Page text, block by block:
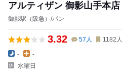
アルティザン 御影山手本店
御影駅（阪急）/パン
3.32 57 人 1182 人
-
-
水曜日